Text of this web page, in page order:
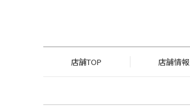
店舗TOP 店舗情報